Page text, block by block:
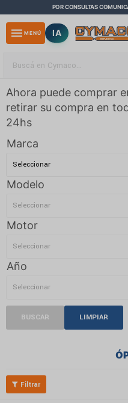
POR CONSULTAS
menu MENÚ IA
Ahora puede comprar
retirar su compra en
24hs
Marca
Modelo
Motor
Año
BUSCAR LIMPIAR
close